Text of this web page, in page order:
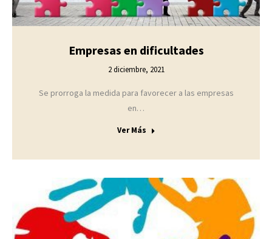
Empresas en dificultades
2 diciembre, 2021
Se prorroga la medida para favorecer a las empresas
en…
Ver Más